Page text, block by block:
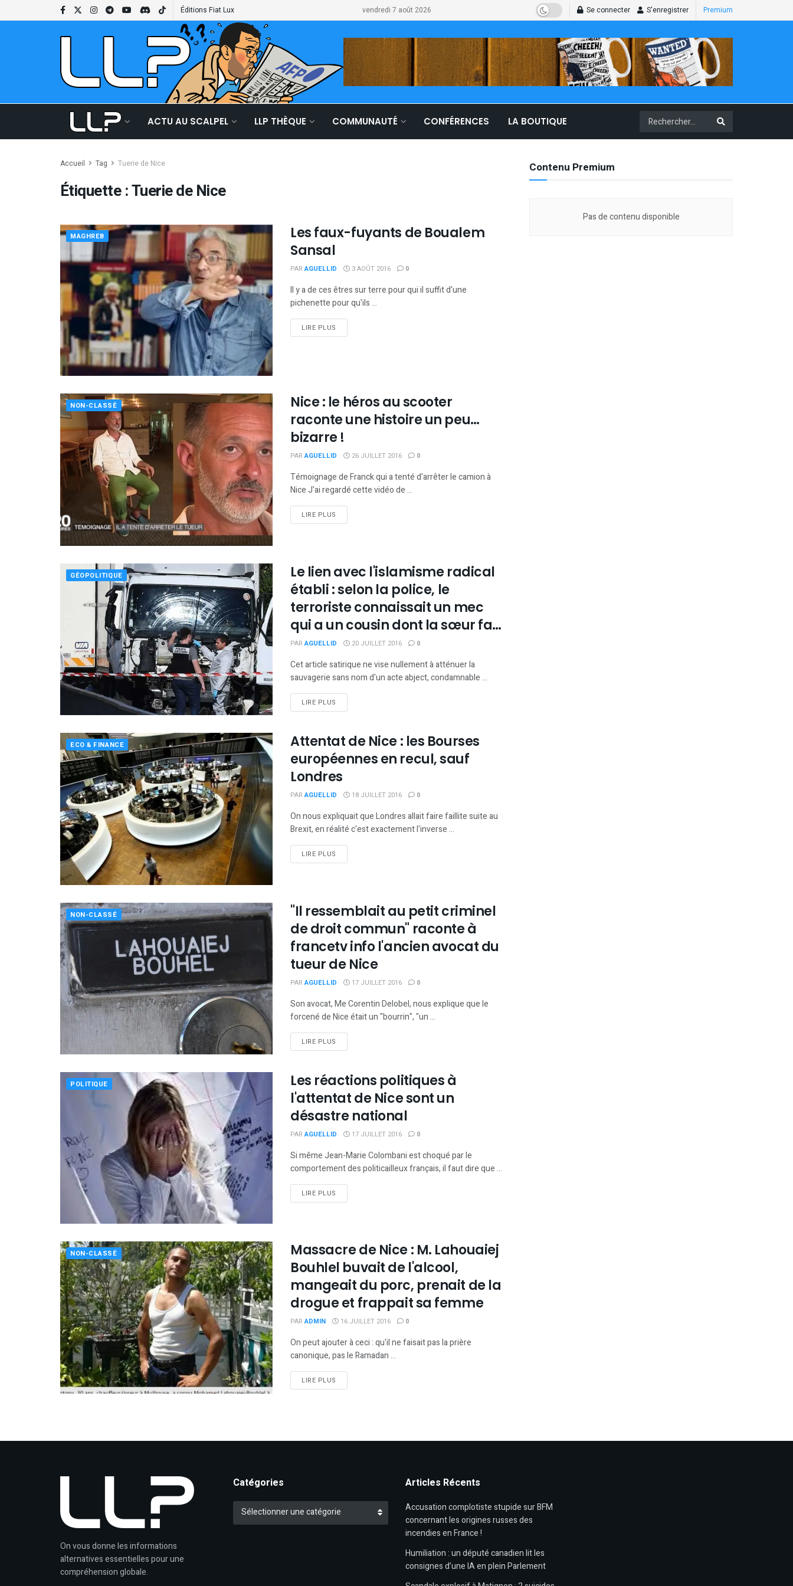
Éditions Fiat Lux vendredi 7 août 2026 Se connecter S'enregistrer Premium
ACTU AU SCALPEL LLP THÈQUE COMMUNAUTÉ CONFÉRENCES LA BOUTIQUE
Accueil Tag Tuerie de Nice
Étiquette :Tuerie de Nice
MAGHREB
Les faux-fuyants de Boualem
Sansal
PAR AGUELLID 3 AOÛT 2016 0
Il y a de ces êtres sur terre pour qui il suffit d'une
pichenette pour qu'ils ...
LIRE PLUS
NON-CLASSÉ
Nice : le héros au scooter
raconte une histoire un peu…
bizarre !
PAR AGUELLID 26 JUILLET 2016 0
Témoignage de Franck qui a tenté d'arrêter le camion à
Nice J'ai regardé cette vidéo de ...
LIRE PLUS
GÉOPOLITIQUE
Le lien avec l'islamisme radical
établi : selon la police, le
terroriste connaissait un mec
qui a un cousin dont la sœur fait
le Ramadan
PAR AGUELLID 20 JUILLET 2016 0
Cet article satirique ne vise nullement à atténuer la
sauvagerie sans nom d'un acte abject, condamnable ...
LIRE PLUS
ECO & FINANCE
Attentat de Nice : les Bourses
européennes en recul, sauf
Londres
PAR AGUELLID 18 JUILLET 2016 0
On nous expliquait que Londres allait faire faillite suite au
Brexit, en réalité c'est exactement l'inverse ...
LIRE PLUS
NON-CLASSÉ
"Il ressemblait au petit criminel
de droit commun" raconte à
francetv info l'ancien avocat du
tueur de Nice
PAR AGUELLID 17 JUILLET 2016 0
Son avocat, Me Corentin Delobel, nous explique que le
forcené de Nice était un "bourrin", "un ...
LIRE PLUS
POLITIQUE
Les réactions politiques à
l'attentat de Nice sont un
désastre national
PAR AGUELLID 17 JUILLET 2016 0
Si même Jean-Marie Colombani est choqué par le
comportement des politicailleux français, il faut dire que ...
LIRE PLUS
NON-CLASSÉ
Massacre de Nice : M. Lahouaiej
Bouhlel buvait de l'alcool,
mangeait du porc, prenait de la
drogue et frappait sa femme
PAR ADMIN 16 JUILLET 2016 0
On peut ajouter à ceci : qu'il ne faisait pas la prière
canonique, pas le Ramadan ...
LIRE PLUS
Contenu Premium
Pas de contenu disponible
On vous donne les informations
alternatives essentielles pour une
compréhension globale.
Catégories
Catégories
Sélectionner une catégorie
Articles Récents
Accusation complotiste stupide sur BFM
concernant les origines russes des
incendies en France !
Humiliation : un député canadien lit les
consignes d’une IA en plein Parlement